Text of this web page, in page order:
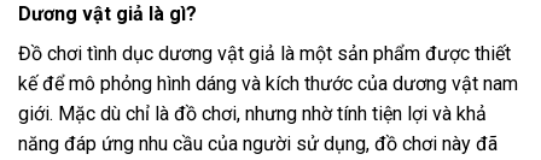
Dương vật giả là gì?
Đồ chơi tình dục dương vật giả là một sản phẩm được thiết
kế để mô phỏng hình dáng và kích thước của dương vật nam
giới. Mặc dù chỉ là đồ chơi, nhưng nhờ tính tiện lợi và khả
năng đáp ứng nhu cầu của người sử dụng, đồ chơi này đã